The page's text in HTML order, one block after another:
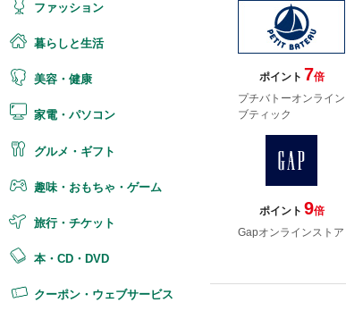
ファッション
暮らしと生活
美容・健康
家電・パソコン
グルメ・ギフト
趣味・おもちゃ・ゲーム
旅行・チケット
本・CD・DVD
クーポン・ウェブサービス
ポイント 7倍
プチバトーオンライン
ブティック
ポイント 9倍
Gapオンラインストア